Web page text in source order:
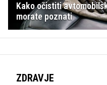
Kako očistiti
morate poznati
ZDRAVJE